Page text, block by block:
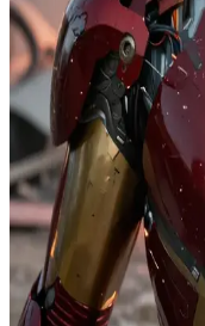
アイアン
鋼鉄のアベンジャー
戦場の只中、甚大な
がシステムダウンを
出したアーマーのコ
ャンスを握っている
機能を停止し、彼は
しまう。電力、武器
か、あなたは決断を迫